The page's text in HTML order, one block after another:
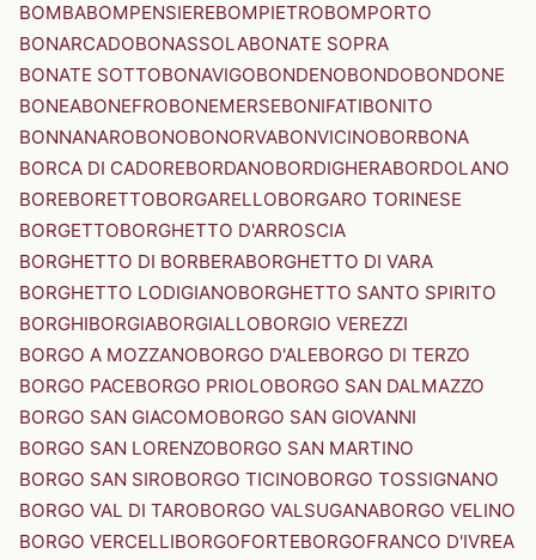
BOMBABOMPENSIEREBOMPIETROBOMPORTO
BONARCADOBONASSOLABONATE SOPRA
BONATE SOTTOBONAVIGOBONDENOBONDOBONDONE
BONEABONEFROBONEMERSEBONIFATIBONITO
BONNANAROBONOBONORVABONVICINOBORBONA
BORCA DI CADOREBORDANOBORDIGHERABORDOLANO
BOREBORETTOBORGARELLOBORGARO TORINESE
BORGETTOBORGHETTO D'ARROSCIA
BORGHETTO DI BORBERABORGHETTO DI VARA
BORGHETTO LODIGIANOBORGHETTO SANTO SPIRITO
BORGHIBORGIABORGIALLOBORGIO VEREZZI
BORGO A MOZZANOBORGO D'ALEBORGO DI TERZO
BORGO PACEBORGO PRIOLOBORGO SAN DALMAZZO
BORGO SAN GIACOMOBORGO SAN GIOVANNI
BORGO SAN LORENZOBORGO SAN MARTINO
BORGO SAN SIROBORGO TICINOBORGO TOSSIGNANO
BORGO VAL DI TAROBORGO VALSUGANABORGO VELINO
BORGO VERCELLIBORGOFORTEBORGOFRANCO D'IVREA